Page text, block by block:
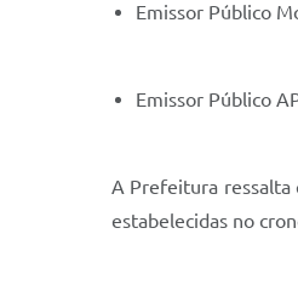
Emissor Público
Emissor Público
A Prefeitura ressalta
estabelecidas no